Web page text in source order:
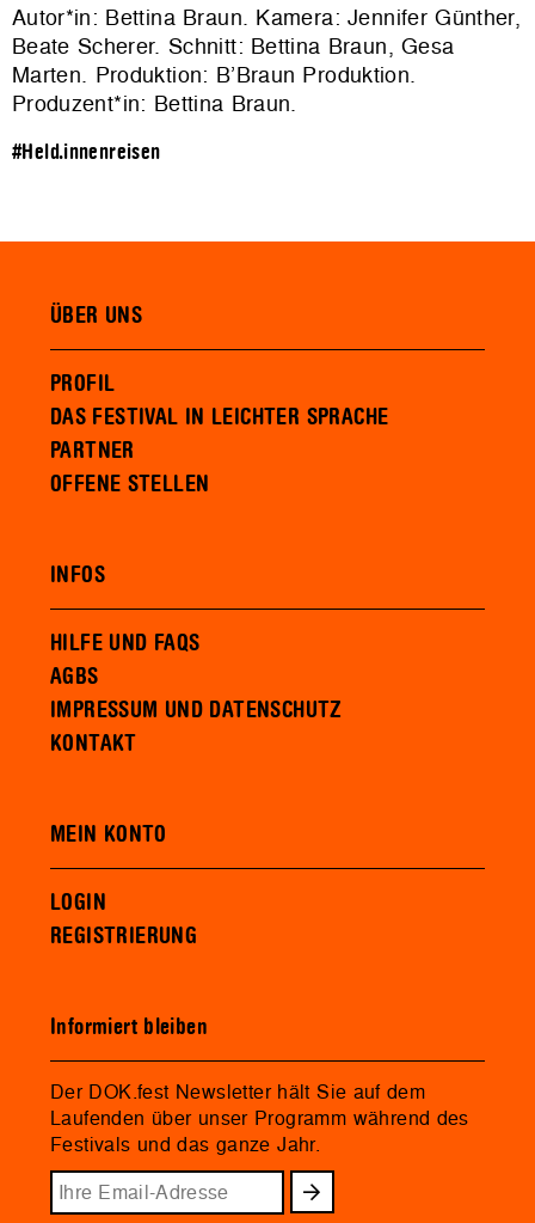
Autor*in: Bettina Braun. Kamera: Jennifer Günther,
Beate Scherer. Schnitt: Bettina Braun, Gesa
Marten. Produktion: B’Braun Produktion.
Produzent*in: Bettina Braun.
#Held.innenreisen
ÜBER UNS
PROFIL
DAS FESTIVAL IN LEICHTER SPRACHE
PARTNER
OFFENE STELLEN
INFOS
HILFE UND FAQS
AGBS
IMPRESSUM UND DATENSCHUTZ
KONTAKT
MEIN KONTO
LOGIN
REGISTRIERUNG
Informiert bleiben
Der DOK.fest Newsletter hält Sie auf dem
Laufenden über unser Programm während des
Festivals und das ganze Jahr.